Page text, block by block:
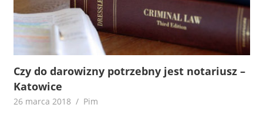
Czy do darowizny potrzebny jest notariusz –
Katowice
26 marca 2018 Pim